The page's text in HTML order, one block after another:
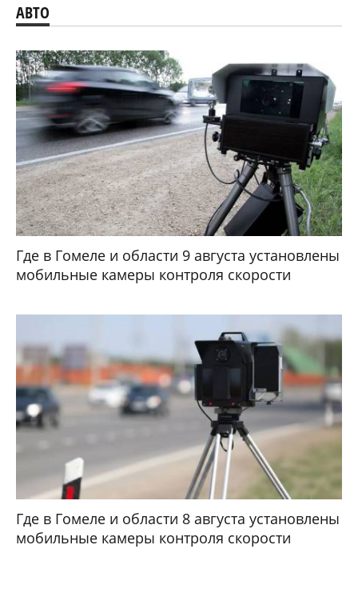
АВТО
Где в Гомеле и области 9 августа установлены
мобильные камеры контроля скорости
Где в Гомеле и области 8 августа установлены
мобильные камеры контроля скорости